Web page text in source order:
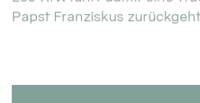
Papst Franziskus